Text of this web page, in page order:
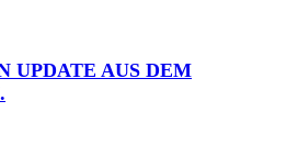
UPDATE AUS DEM